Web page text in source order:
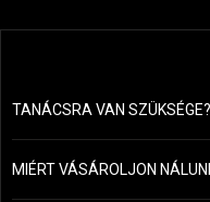
TANÁCSRA VAN SZÜKSÉGE?
24
MIÉRT VÁSÁROLJON
Általános
Személyes
A